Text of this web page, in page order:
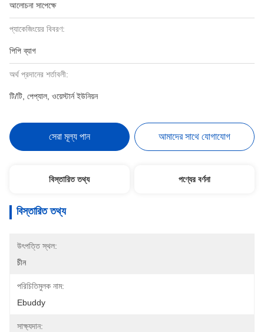
আলোচনা সাপেক্ষে
প্যাকেজিংয়ের বিবরণ:
পিপি ব্যাগ
অর্থ প্রদানের শর্তাবলী:
টি/টি, পেপ্যাল, ওয়েস্টার্ন ইউনিয়ন
সেরা মূল্য পান আমাদের সাথে যোগাযোগ
বিস্তারিত তথ্য পণ্যের বর্ণনা
বিস্তারিত তথ্য
উৎপত্তি স্থল:
চীন
পরিচিতিমুলক নাম:
Ebuddy
সাক্ষ্যদান: